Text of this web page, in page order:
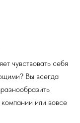
чувствовать себя
Вы всегда
или вовсе